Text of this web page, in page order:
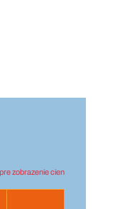
zobrazenie cien